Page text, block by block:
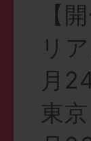
【
リ
月
東